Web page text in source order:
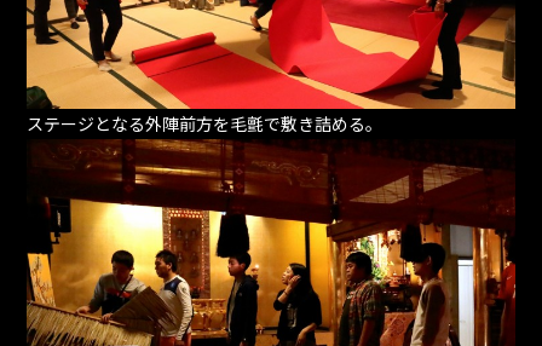
ステージとなる外陣前方を毛氈で敷き詰める。